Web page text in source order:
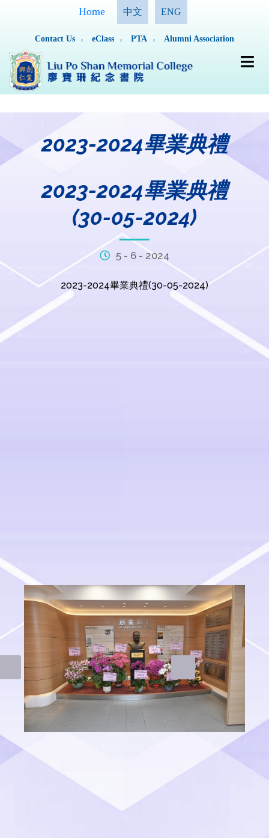
Home 中文 ENG
Contact Us eClass PTA Alumni Association
2023-2024畢業典禮
2023-2024畢業典禮
(30-05-2024)
5 - 6 - 2024
2023-2024畢業典禮(30-05-2024)